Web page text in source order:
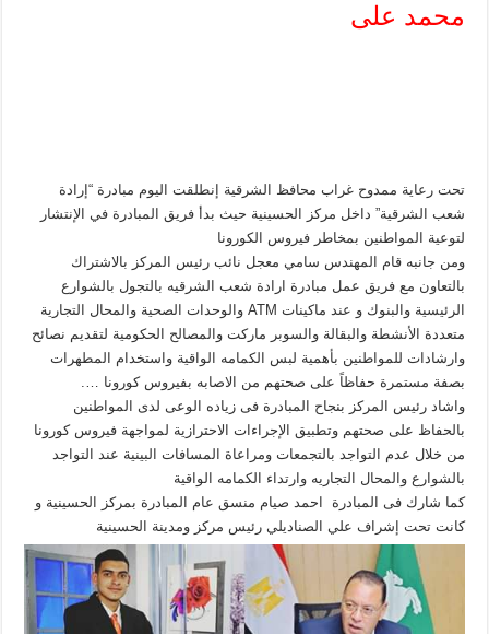
محمد على
تحت رعاية ممدوح غراب محافظ الشرقية إنطلقت اليوم مبادرة “إرادة
شعب الشرقية” داخل مركز الحسينية حيث بدأ فريق المبادرة في الإنتشار
لتوعية المواطنين بمخاطر فيروس الكورونا
ومن جانبه قام المهندس سامي معجل نائب رئيس المركز بالاشتراك
بالتعاون مع فريق عمل مبادرة ارادة شعب الشرقيه بالتجول بالشوارع
الرئيسية والبنوك و عند ماكينات ATM والوحدات الصحية والمحال التجارية
متعددة الأنشطة والبقالة والسوبر ماركت والمصالح الحكومية لتقديم نصائح
وارشادات للمواطنين بأهمية لبس الكمامه الواقية واستخدام المطهرات
بصفة مستمرة حفاظاً على صحتهم من الاصابه بفيروس كورونا ….
واشاد رئيس المركز بنجاح المبادرة فى زياده الوعى لدى المواطنين
بالحفاظ على صحتهم وتطبيق الإجراءات الاحترازية لمواجهة فيروس كورونا
من خلال عدم التواجد بالتجمعات ومراعاة المسافات البينية عند التواجد
بالشوارع والمحال التجاريه وارتداء الكمامه الواقية
كما شارك فى المبادرة احمد صيام منسق عام المبادرة بمركز الحسينية و
كانت تحت إشراف علي الصناديلي رئيس مركز ومدينة الحسينية